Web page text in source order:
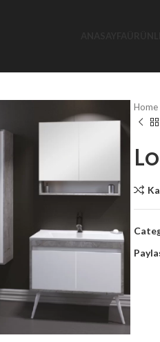
Büyütmek için tıklayın
Home